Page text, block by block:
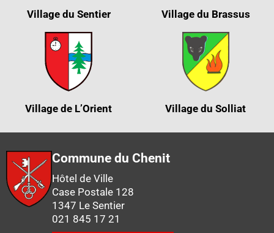
Village du Sentier Village du Brassus
Village de L’Orient Village du Solliat
Commune du Chenit
Hôtel de Ville
Case Postale 128
1347 Le Sentier
021 845 17 21